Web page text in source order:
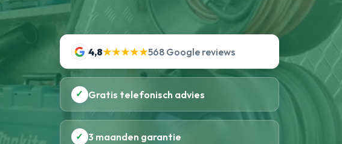
4,8★★★★★568 Google reviews
✓ Gratis telefonisch advies
✓ 3 maanden garantie